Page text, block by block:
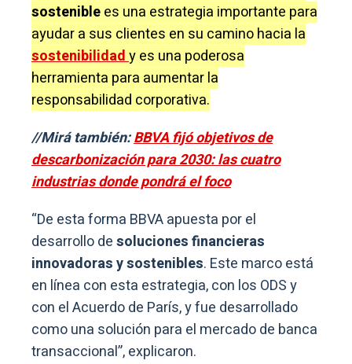
sosteniblees una estrategia importante para
ayudar a sus clientes en su camino hacia la
sostenibilidady es una poderosa
herramienta para aumentar la
responsabilidad corporativa.
//Mirá también:BBVA fijó objetivos de
descarbonización para 2030: las cuatro
industrias donde pondrá el foco
“De esta forma BBVA apuesta por el
desarrollo desoluciones financieras
innovadoras y sostenibles. Este marco está
en línea con esta estrategia, con los ODS y
con el Acuerdo de París, y fue desarrollado
como una solución para el mercado de banca
transaccional”, explicaron.